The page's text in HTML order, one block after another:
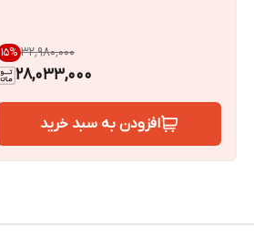
۳۲٬۹۸۰٬۰۰۰ 15%
28,033,000
افزودن به سبد خرید